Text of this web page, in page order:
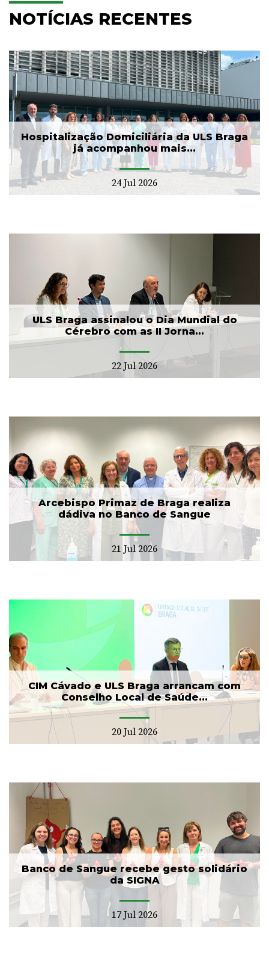
NOTÍCIAS RECENTES
Hospitalização Domiciliária da ULS Braga
já acompanhou mais...
24 Jul 2026
ULS Braga assinalou o Dia Mundial do
Cérebro com as II Jorna...
22 Jul 2026
Arcebispo Primaz de Braga realiza
dádiva no Banco de Sangue
21 Jul 2026
CIM Cávado e ULS Braga arrancam com
Conselho Local de Saúde...
20 Jul 2026
Banco de Sangue recebe gesto solidário
da SIGNA
17 Jul 2026